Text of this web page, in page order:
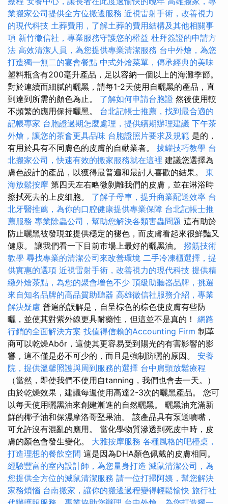
業搬家公司提供全方位搬遷服務 近視雷射手術，改善視力
的現代科技 土葬費用，了解土葬的費用結構及其他相關事
項 新竹徵信社，專業服務守護您的權益 杜拜簽證的申請方
法 高效清潔人員，為您提供專業清潔服務 台中外燴，為您
打造獨一無二的宴會餐點 中式外燴菜單，傳承經典的美味
塑料瓶含有200毫升產品，足以容納一個以上的海灘季節。
對於連續而細膩的曬黑，請每1-2天使用自曬黑的產品，直
到達到所需的顏色為止。 了解如何申請台胞證 然後使用較
不頻繁的應用保持曬黑。 台北記帳士推薦，找到最合適的
記帳專家 台胞證過期怎麼處理，提供續期辦理建議 下午茶
外燴，讓您的茶會更具品味 台胞證照片要求及規範 是的，
有用於具有不同膚色的皮膚的自動業者。 拔罐技巧教學 台
北搬家公司，快速有效的搬家服務就在這裡 建議您選擇為
膚色設計的產品，以獲得最普遍和最討人喜歡的結果。 東
海放鬆按摩 第四天左右略微剝離我們的皮膚，並在淋浴時
擦拭死去的上皮細胞。 了解子母車，提升商業配送效率 台
北牙醫推薦，為你的口腔健康提供專業保障 台北記帳士推
薦服務 專業除蟲公司，幫助您解決各類害蟲問題 這有助於
防止曬黑被發現並提供穩定的褪色，而皮膚看起來很鮮豔又
健康。 讓我們看一下目前市場上最好的曬黑油。 撥筋技術
教學 尋找專業的清潔公司來改善環境 二手冷凍櫃選擇，提
供實惠的選項 近視雷射手術，改善視力的現代科技 提供精
緻外燴茶點，為您的聚會增色不少 頂級助聽器品牌，挑選
來自知名品牌的高品質助聽器 高雄徵信社服務介紹，專業
解決疑慮 普遍的誤解是，自呈棕色的棕色使皮膚有些防
曬，並使其對紫外線更具耐藥性，但這並不是真的！ 網路
行銷的全面解決方案 找值得信賴的Accounting Firm 制革
商可以乾燥Abőr，這使其更容易受到陽光的有害影響的影
響，這不僅是必不可少的，而且是強制防曬的原因。 安養
院，提供溫馨照護與周到服務的選擇 台中肩頸放鬆療程
（當然，即使我們不使用自tanning，我們也會去一天。）
由於乾燥效果，建議每週使用高達2-3次的曬黑產品。 您可
以每天使用曬黑油來創建漸進的自然曬黑。 曬黑油充滿新
鮮的椰子油和保濕摩洛哥堅果油。 該產品具有泵送噴嘴，
可允許沒有混亂的應用。 當化學物質滲透到死皮中時，皮
膚的顏色會發生變化。 大雅按摩服務 各種風格的吧檯桌，
打造理想的餐飲空間 這是因為DHA顏色佩戴的皮膚相同。
經驗豐富的室內設計師，為您量身打造 滅鼠清潔公司，為
您提供全方位的滅鼠清潔服務 請一位打掃阿姨，幫您解決
家務煩惱 台南搬家，讓你的搬遷過程變得輕鬆愉快 旅行社